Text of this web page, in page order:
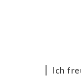
Ich